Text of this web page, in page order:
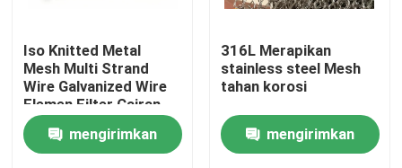
Rumah
Produk
Iso Knitted Metal
Mesh Multi Strand
Wire Galvanized Wire
Elemen Filter Cairan
Gas
mengirimkan
316L Merapikan
stainless steel Mesh
tahan korosi
mengirimkan